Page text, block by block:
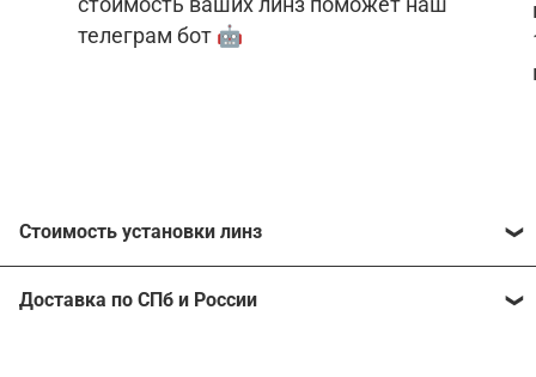
телеграм бот 🤖
Стоимость установки линз
Расчитать стоимость ваших линз поможет
Доставка по СПб и России